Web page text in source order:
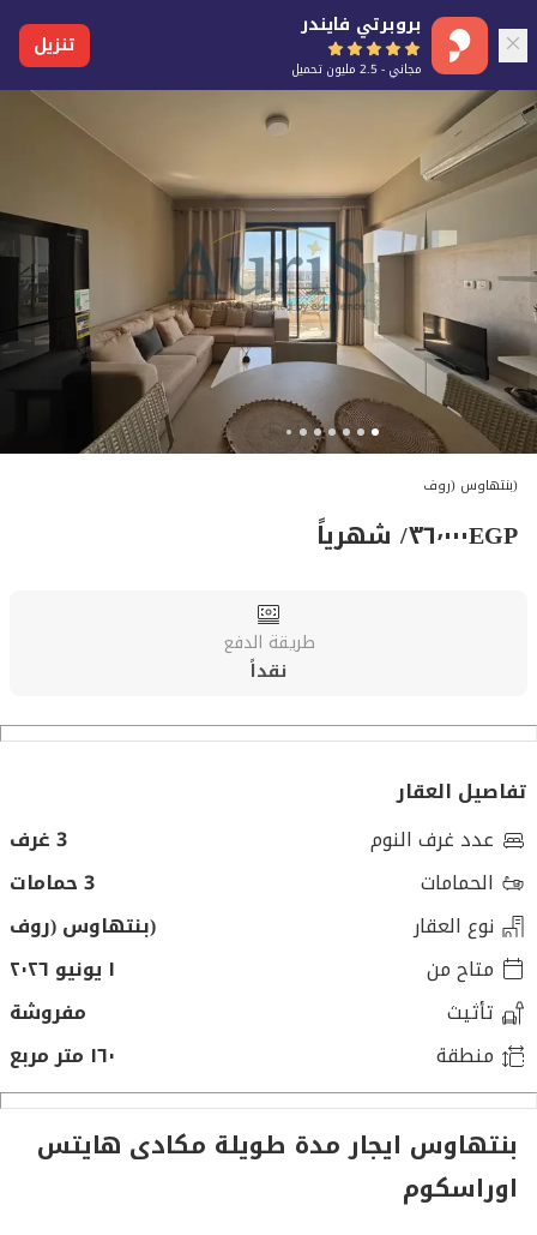
بروبرتي فايندر
مجاني - 2.5 مليون تحميل
تنزيل
(بنتهاوس (روف
EGP٣٦٬٠٠٠/ شهرياً
طريقة الدفع
نقداً
تفاصيل العقار
عدد غرف النوم
3 غرف
الحمامات
3 حمامات
نوع العقار
(بنتهاوس (روف
متاح من
١ يونيو ٢٠٢٦
تأثيث
مفروشة
منطقة
١٦٠ متر مربع
بنتهاوس ايجار مدة طويلة مكادى هايتس
اوراسكوم